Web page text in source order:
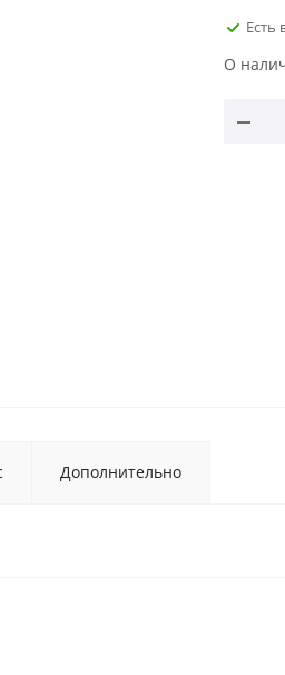
Есть
О
Дополнительно